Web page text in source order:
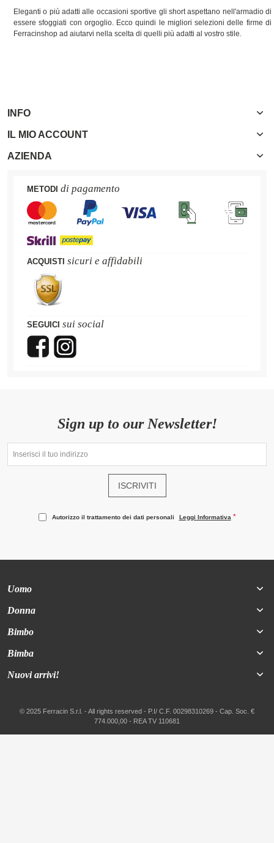
Eleganti o più adatti alle occasioni sportive gli short aspettano nell'armadio di
essere sfoggiati con orgoglio. Ecco quindi le migliori selezioni delle firme di
Ferracinshop ad aiutarvi nella scelta di quelli più adatti al vostro stile.
INFO
IL MIO ACCOUNT
AZIENDA
METODI di pagamento
ACQUISTI sicuri e affidabili
SEGUICI sui social
Sign up to our Newsletter!
ISCRIVITI
Autorizzo il trattamento dei dati personali Leggi Informativa
Uomo
Donna
Bimbo
Bimba
Nuovi arrivi!
© 2025 Ferracin S.r.l. - All rights reserved - P.I/ C.F. 00298310269 - Cap. Soc. €
774.000,00 - REA TV 110681